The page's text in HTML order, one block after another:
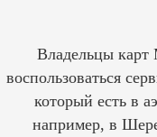
Владельцы карт
воспользоваться
который есть в
например, в